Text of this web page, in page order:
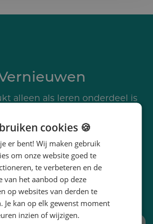
alleen als leren onderdeel is
werk. De toekomst vraagt
mindset, experimenteren en
Fouten maken mag, dat
groeit.
en vernieuwen vanuit
cookies 🍪
er bent! Wij maken gebruik
om onze website goed te
te verbeteren en de
van het aanbod op deze
op websites van derden te
Je kan op elk gewenst moment
inzien of wijzigen.